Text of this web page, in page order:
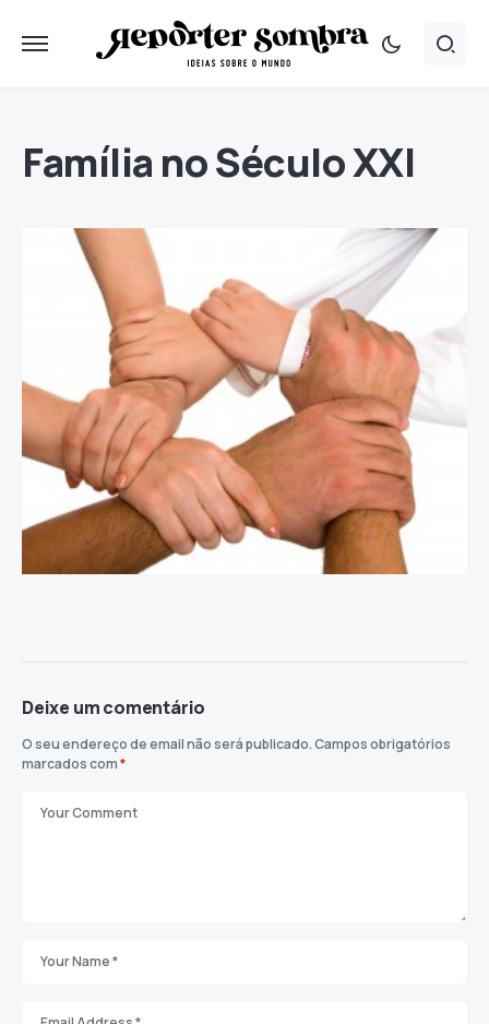
Família no Século XXI
Deixe um comentário
O seu endereço de email não será publicado.Campos obrigatórios
marcados com*